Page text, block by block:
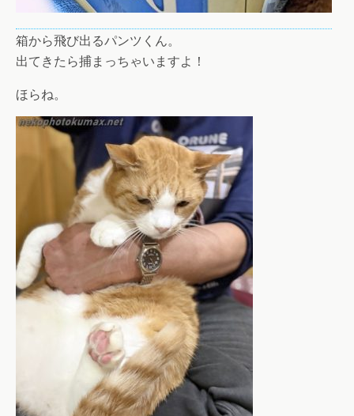
箱から飛び出るパンツくん。
出てきたら捕まっちゃいますよ！
ほらね。